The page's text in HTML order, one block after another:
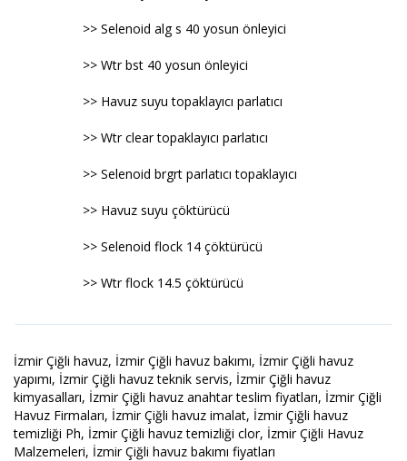
>> Selenoid alg s 40 yosun önleyici
>> Wtr bst 40 yosun önleyici
>> Havuz suyu topaklayıcı parlatıcı
>> Wtr clear topaklayıcı parlatıcı
>> Selenoid brgrt parlatıcı topaklayıcı
>> Havuz suyu çöktürücü
>> Selenoid flock 14 çöktürücü
>> Wtr flock 14.5 çöktürücü
İzmir Çiğli havuz, İzmir Çiğli havuz bakımı, İzmir Çiğli havuz
yapımı, İzmir Çiğli havuz teknik servis, İzmir Çiğli havuz
kimyasalları, İzmir Çiğli havuz anahtar teslim fiyatları, İzmir Çiğli
Havuz Firmaları, İzmir Çiğli havuz imalat, İzmir Çiğli havuz
temizliği Ph, İzmir Çiğli havuz temizliği clor, İzmir Çiğli Havuz
Malzemeleri, İzmir Çiğli havuz bakımı fiyatları